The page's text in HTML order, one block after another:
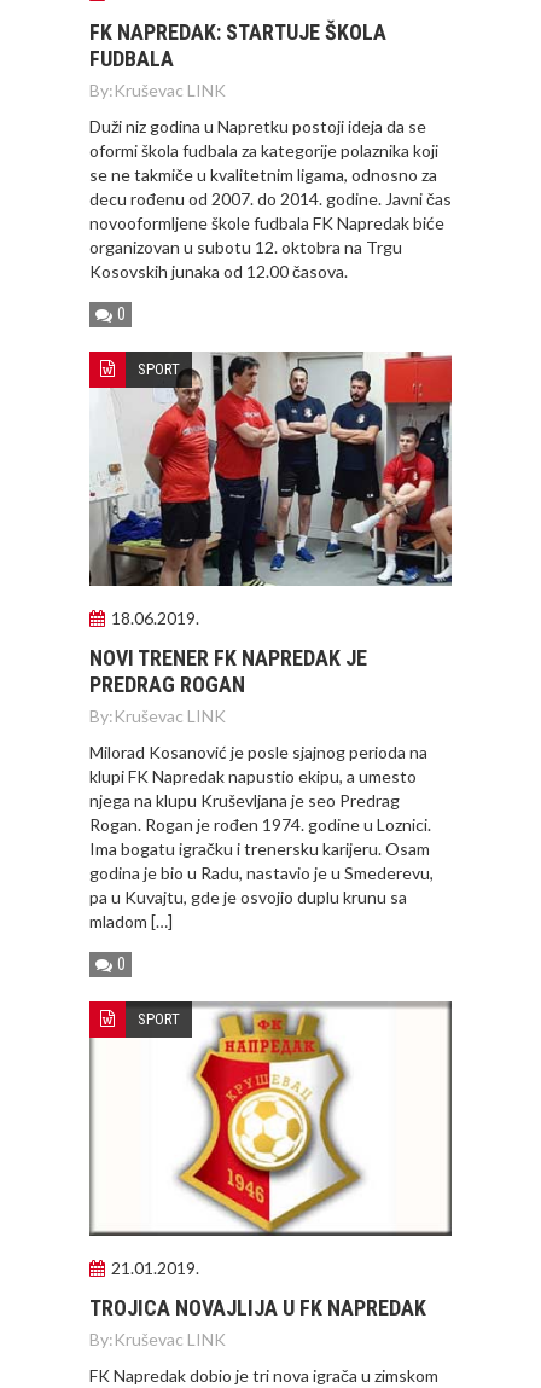
FK NAPREDAK: STARTUJE ŠKOLA
FUDBALA
By:Kruševac LINK
Duži niz godina u Napretku postoji ideja da se
oformi škola fudbala za kategorije polaznika koji
se ne takmiče u kvalitetnim ligama, odnosno za
decu rođenu od 2007. do 2014. godine. Javni čas
novooformljene škole fudbala FK Napredak biće
organizovan u subotu 12. oktobra na Trgu
Kosovskih junaka od 12.00 časova.
0
SPORT
18.06.2019.
NOVI TRENER FK NAPREDAK JE
PREDRAG ROGAN
By:Kruševac LINK
Milorad Kosanović je posle sjajnog perioda na
klupi FK Napredak napustio ekipu, a umesto
njega na klupu Kruševljana je seo Predrag
Rogan. Rogan je rođen 1974. godine u Loznici.
Ima bogatu igračku i trenersku karijeru. Osam
godina je bio u Radu, nastavio je u Smederevu,
pa u Kuvajtu, gde je osvojio duplu krunu sa
mladom […]
0
SPORT
21.01.2019.
TROJICA NOVAJLIJA U FK NAPREDAK
By:Kruševac LINK
FK Napredak dobio je tri nova igrača u zimskom